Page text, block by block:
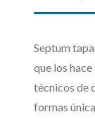
Septum
que los
técnicos de
formas